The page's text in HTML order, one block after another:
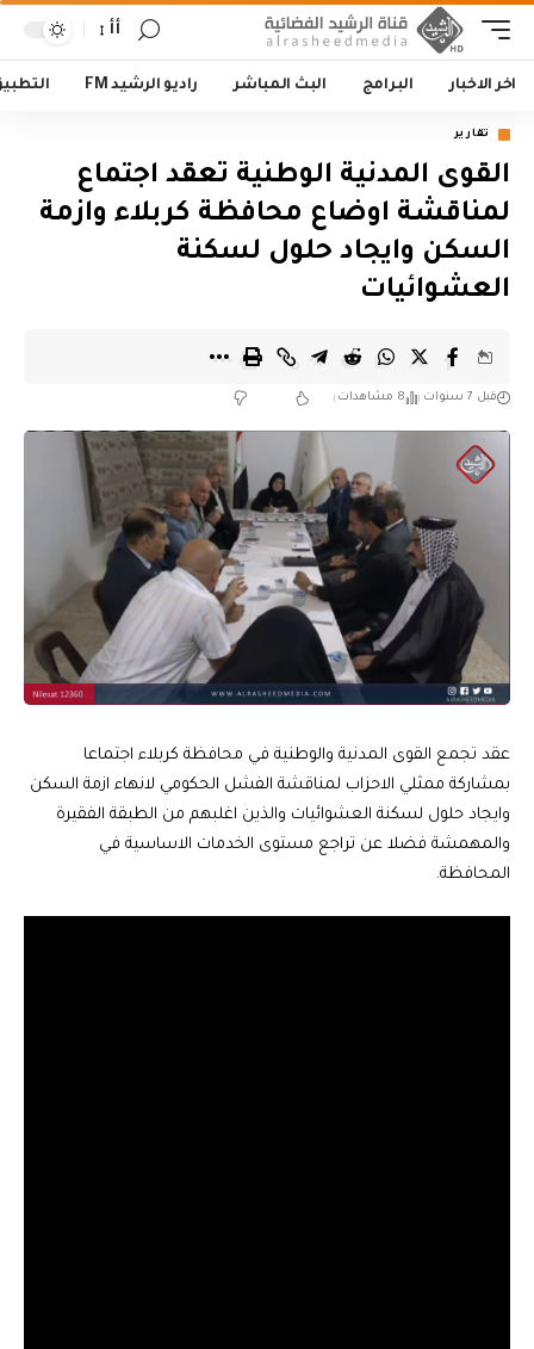
أأ
اخر الاخبار البرامج البث المباشر راديو الرشيد FM
تقارير
القوى المدنية الوطنية تعقد اجتماع
لمناقشة اوضاع محافظة كربلاء وازمة
السكن وايجاد حلول لسكنة
العشوائيات
قبل 7 سنوات 8 مشاهدات
عقد تجمع القوى المدنية والوطنية في محافظة كربلاء اجتماعا
بمشاركة ممثلي الاحزاب لمناقشة الفشل الحكومي لانهاء ازمة السكن
وايجاد حلول لسكنة العشوائيات والذين اغلبهم من الطبقة الفقيرة
والمهمشة فضلا عن تراجع مستوى الخدمات الاساسية في
المحافظة.